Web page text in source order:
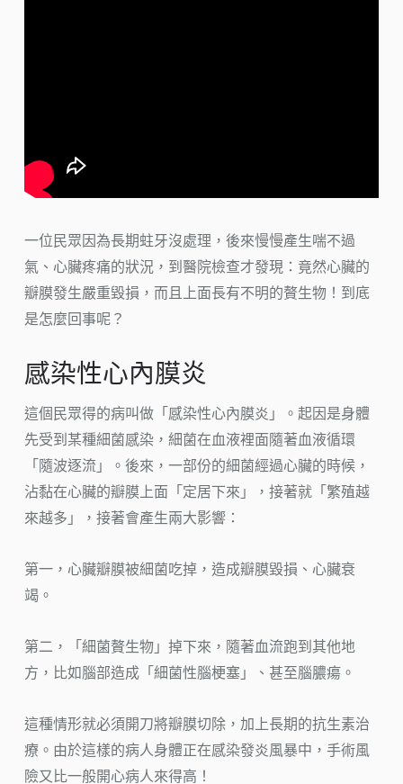
一位民眾因為長期蛀牙沒處理，後來慢慢產生喘不過
氣、心臟疼痛的狀況，到醫院檢查才發現：竟然心臟的
瓣膜發生嚴重毀損，而且上面長有不明的贅生物！到底
是怎麼回事呢？
感染性心內膜炎
這個民眾得的病叫做「感染性心內膜炎」。起因是身體
先受到某種細菌感染，細菌在血液裡面隨著血液循環
「隨波逐流」。後來，一部份的細菌經過心臟的時候，
沾黏在心臟的瓣膜上面「定居下來」，接著就「繁殖越
來越多」，接著會產生兩大影響：
第一，心臟瓣膜被細菌吃掉，造成瓣膜毀損、心臟衰
竭。
第二，「細菌贅生物」掉下來，隨著血流跑到其他地
方，比如腦部造成「細菌性腦梗塞」、甚至腦膿瘍。
這種情形就必須開刀將瓣膜切除，加上長期的抗生素治
療。由於這樣的病人身體正在感染發炎風暴中，手術風
險又比一般開心病人來得高！